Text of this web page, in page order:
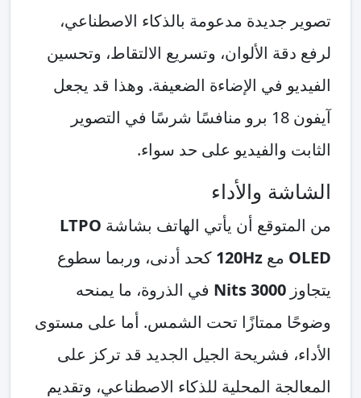
تصوير جديدة مدعومة بالذكاء الاصطناعي،
لرفع دقة الألوان، وتسريع الالتقاط، وتحسين
الفيديو في الإضاءة الضعيفة. وهذا قد يجعل
آيفون 18 برو منافسًا شرسًا في التصوير
الثابت والفيديو على حد سواء.
الشاشة والأداء
من المتوقع أن يأتي الهاتف بشاشة LTPO
OLED مع 120Hz كحد أدنى، وربما سطوع
يتجاوز 3000 Nits
في الذروة، ما يمنحه
وضوحًا ممتازًا تحت الشمس. أما على مستوى
الأداء، فشريحة الجيل الجديد قد تركز على
المعالجة المحلية للذكاء الاصطناعي، وتقديم